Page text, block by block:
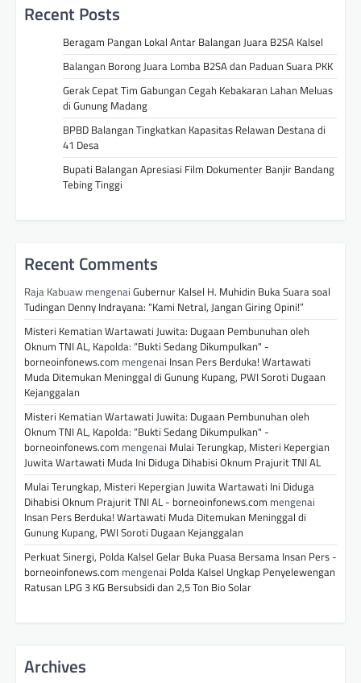
Recent Posts
Beragam Pangan Lokal Antar Balangan Juara B2SA Kalsel
Balangan Borong Juara Lomba B2SA dan Paduan Suara PKK
Gerak Cepat Tim Gabungan Cegah Kebakaran Lahan Meluas
di Gunung Madang
BPBD Balangan Tingkatkan Kapasitas Relawan Destana di
41 Desa
Bupati Balangan Apresiasi Film Dokumenter Banjir Bandang
Tebing Tinggi
Recent Comments
Raja Kabuaw mengenai Gubernur Kalsel H. Muhidin Buka Suara soal
Tudingan Denny Indrayana: “Kami Netral, Jangan Giring Opini!”
Misteri Kematian Wartawati Juwita: Dugaan Pembunuhan oleh
Oknum TNI AL, Kapolda: “Bukti Sedang Dikumpulkan" -
borneoinfonews.com mengenai Insan Pers Berduka! Wartawati
Muda Ditemukan Meninggal di Gunung Kupang, PWI Soroti Dugaan
Kejanggalan
Misteri Kematian Wartawati Juwita: Dugaan Pembunuhan oleh
Oknum TNI AL, Kapolda: “Bukti Sedang Dikumpulkan" -
borneoinfonews.com mengenai Mulai Terungkap, Misteri Kepergian
Juwita Wartawati Muda Ini Diduga Dihabisi Oknum Prajurit TNI AL
Mulai Terungkap, Misteri Kepergian Juwita Wartawati Ini Diduga
Dihabisi Oknum Prajurit TNI AL - borneoinfonews.com mengenai
Insan Pers Berduka! Wartawati Muda Ditemukan Meninggal di
Gunung Kupang, PWI Soroti Dugaan Kejanggalan
Perkuat Sinergi, Polda Kalsel Gelar Buka Puasa Bersama Insan Pers -
borneoinfonews.com mengenai Polda Kalsel Ungkap Penyelewengan
Ratusan LPG 3 KG Bersubsidi dan 2,5 Ton Bio Solar
Archives